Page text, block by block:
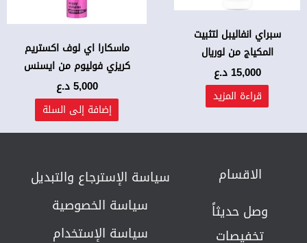
سبراي انفاليبل لتثبيت
المكياج من لوريال
15,000 د.ع
قراءة المزيد
ماسكارا اي لوف اكستريم
كريزي فوليوم من ايسنس
5,000د.ع
إضافة إلى السلة
الاقسام
وصل حديثاً
تخفيصات
سياسة الإسترجاع والتبديل​
سياسة الخصوصية
سياسة الإستخدام